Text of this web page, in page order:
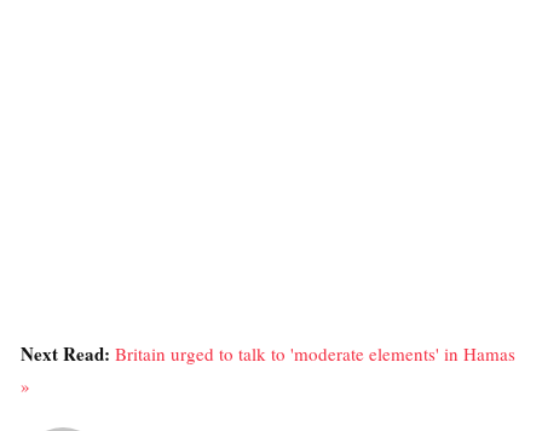
Next Read: Britain urged to talk to 'moderate elements' in Hamas
»